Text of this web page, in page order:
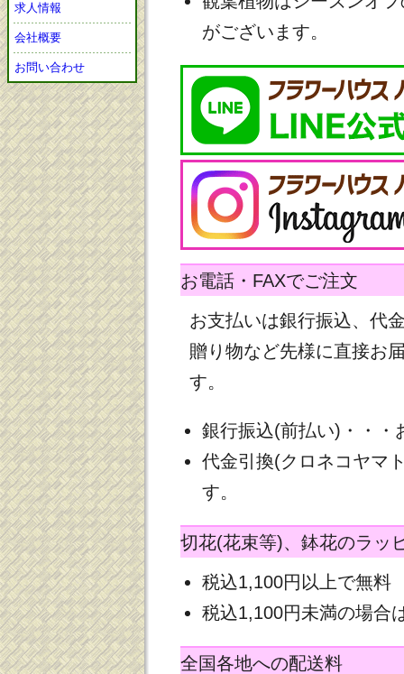
求人情報
会社概要
お問い合わせ
がございます。
お電話・FAXでご注文
お支払いは銀行振込、代
贈り物など先様に直接お
す。
銀行振込(前払い)・・・
代金引換(クロネコヤマ
す。
切花(花束等)、鉢花のラッ
税込1,100円以上で無料
税込1,100円未満の場合
全国各地への配送料